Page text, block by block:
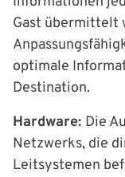
Gast übermittelt
optimale
Destination.
Hardware: Die
Netzwerks, die
Leitsystemen